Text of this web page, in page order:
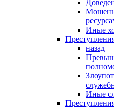
Иные
назад
Иные